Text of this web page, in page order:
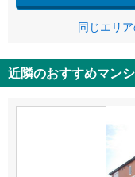
同じエリ
近隣のおすすめマン